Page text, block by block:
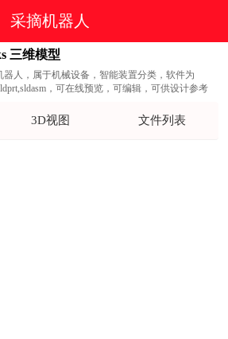
采摘机器人
三维模型
人，属于机械设备，智能装置分类，软件为
，可在线预览，可编辑，可供设计参考
3D视图 文件列表